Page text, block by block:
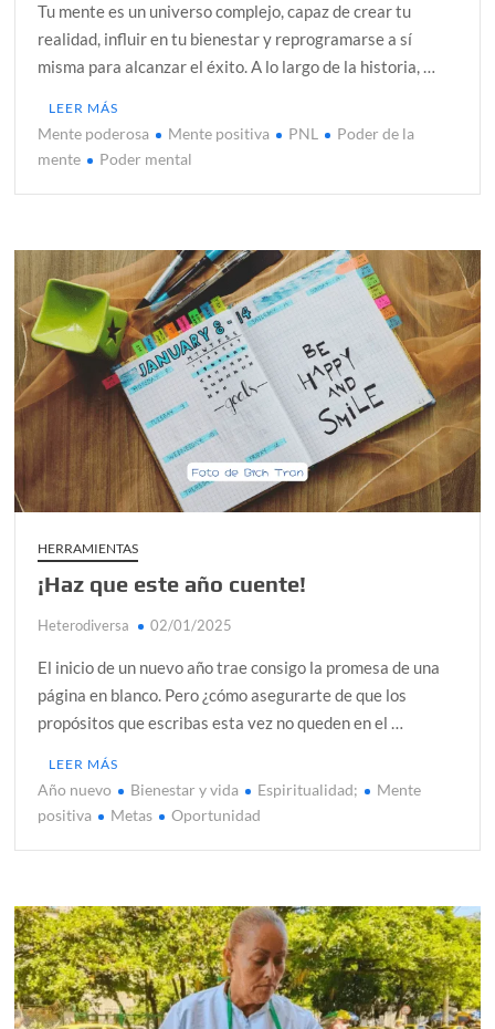
Tu mente es un universo complejo, capaz de crear tu
realidad, influir en tu bienestar y reprogramarse a sí
misma para alcanzar el éxito. A lo largo de la historia, …
LEER MÁS
Mente poderosa Mente positiva PNL
Poder de la
mente
Poder mental
HERRAMIENTAS
¡Haz que este año cuente!
Heterodiversa 02/01/2025
El inicio de un nuevo año trae consigo la promesa de una
página en blanco. Pero ¿cómo asegurarte de que los
propósitos que escribas esta vez no queden en el …
LEER MÁS
Año nuevo Bienestar y vida Espiritualidad;
Mente
positiva
Metas Oportunidad